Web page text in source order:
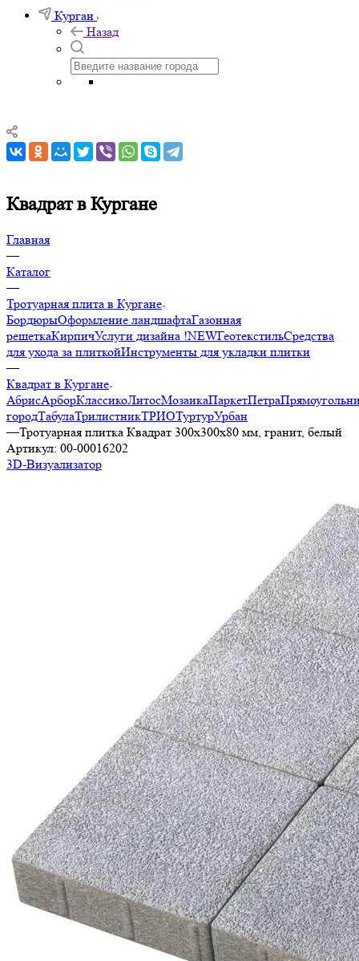
Курган
Назад
Квадрат в Кургане
Главная
—
Каталог
—
Тротуарная плита в Кургане
БордюрыОформление ландшафтаГазонная
решеткаКирпичУслуги дизайна !NEWГеотекстильСредства
для ухода за плиткойИнструменты для укладки плитки
—
Квадрат в Кургане
АбрисАрборКлассикоЛитосМозаикаПаркетПетра
городТабулаТрилистникТРИОТуртурУрбан
—Тротуарная плитка Квадрат 300х300х80 мм, гранит, белый
Артикул: 00-00016202
3D-Визуализатор